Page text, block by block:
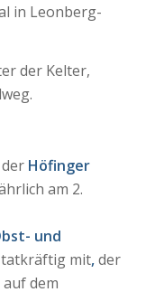
in Leonberg-
der Kelter,
Höfinger
am 2.
und
tatkräftig mit,der
dem